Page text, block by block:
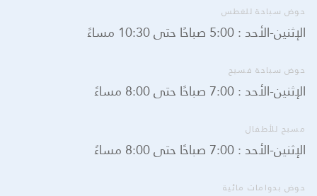
حوض سباحة للغطس
الإثنين-الأحد : 5:00 صباحًا حتى 10:30 مساءً
حوض سباحة فسيح
الإثنين-الأحد : 7:00 صباحًا حتى 8:00 مساءً
مسبح للأطفال
الإثنين-الأحد : 7:00 صباحًا حتى 8:00 مساءً
حوض بدوامات مائية